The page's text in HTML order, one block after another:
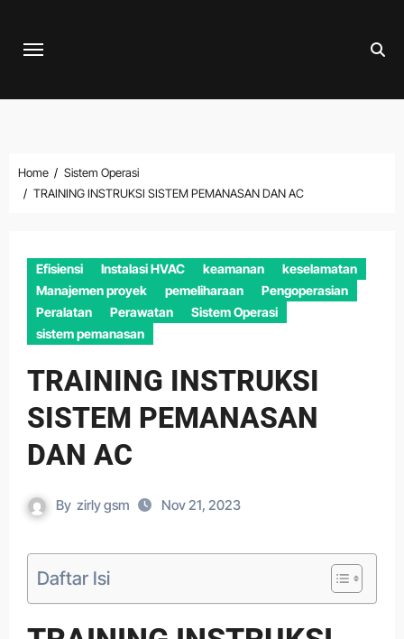
Home
Sistem Operasi
TRAINING INSTRUKSI SISTEM PEMANASAN DAN AC
Efisiensi Instalasi HVAC keamanan
keselamatan
Manajemen proyek
pemeliharaan
Pengoperasian
Peralatan
Perawatan
Sistem Operasi
sistem pemanasan
TRAINING INSTRUKSI
SISTEM PEMANASAN
DAN AC
By zirly gsm Nov 21, 2023
Daftar Isi